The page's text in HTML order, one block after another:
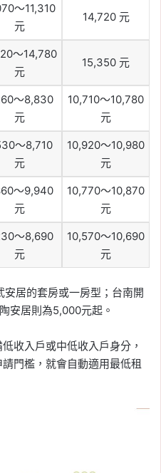
～11,310
元
14,720 元
～14,780
元
15,350 元
～8,830
元
10,710～10,780
元
～8,710
元
10,920～10,980
元
～9,940
元
10,770～10,870
元
～8,690
元
10,570～10,690
元
居的套房或一房型；台南開
安居則為5,000元起。
收入戶或中低收入戶身分，
門檻，就會自動適用最低租